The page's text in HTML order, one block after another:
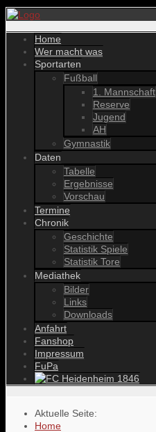
Home
Wer macht was
Sportarten
Fußball
1. Mannschaft
Reserve
Jugend
AH
Gymnastik
Daten
Tabelle
Ergebnisse
Vorschau
Termine
Chronik
Geschichte
Statistik Spiele
Statistik Tore
Mediathek
Bilder
Links
Downloads
Anfahrt
Fanshop
Impressum
FuPa
Aktuelle Seite:
Home